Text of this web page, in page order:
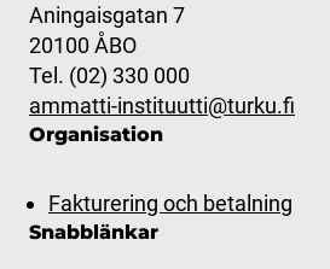
Aningaisgatan 7
20100 ÅBO
Tel. (02) 330 000
ammatti-instituutti@turku.fi
Organisation
Fakturering och betalning
Snabblänkar